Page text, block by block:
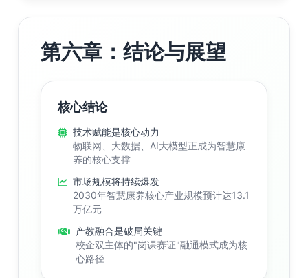
第六章：结论与展望
核心结论
技术赋能是核心动力
物联网、大数据、AI大模型正成为智慧康
养的核心支撑
市场规模将持续爆发
2030年智慧康养核心产业规模预计达13.1
万亿元
产教融合是破局关键
校企双主体的"岗课赛证"融通模式成为核
心路径